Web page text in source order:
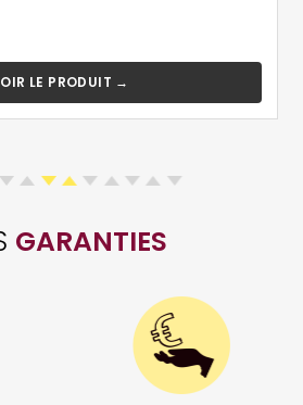
LE PRODUIT →
GARANTIES